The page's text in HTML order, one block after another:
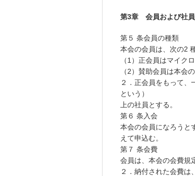
第3章 会員および社員
第５ 条会員の種類
本会の会員は、次の2
（1）正会員はマイク
（2）賛助会員は本会
２．正会員をもって、
という）
上の社員とする。
第６ 条入会
本会の会員になろうと
えて申込む。
第７ 条会費
会員は、本会の会費規
２．納付された会費は